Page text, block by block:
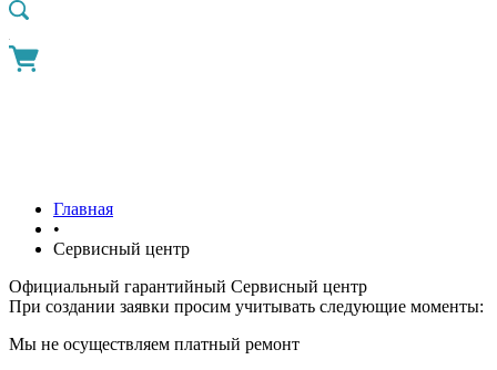
Главная
•
Сервисный центр
Официальный гарантийный Сервисный центр
При создании заявки просим учитывать следующие моменты:
Мы не осуществляем платный ремонт